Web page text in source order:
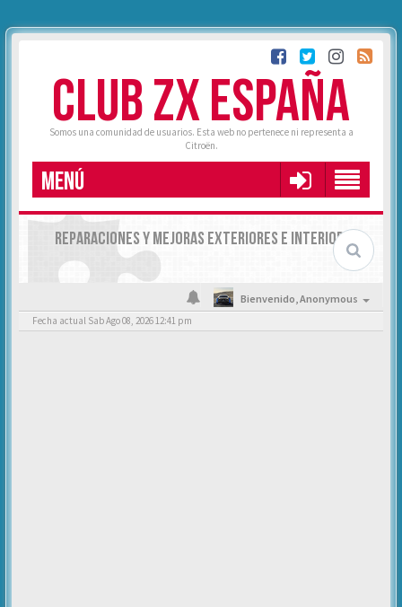
CLUB ZX ESPAÑA
Somos una comunidad de usuarios. Esta web no pertenece ni representa a
Citroën.
MENÚ
REPARACIONES Y MEJORAS EXTERIORES E INTERIORES
Bienvenido,Anonymous
Fecha actual Sab Ago 08, 2026 12:41 pm